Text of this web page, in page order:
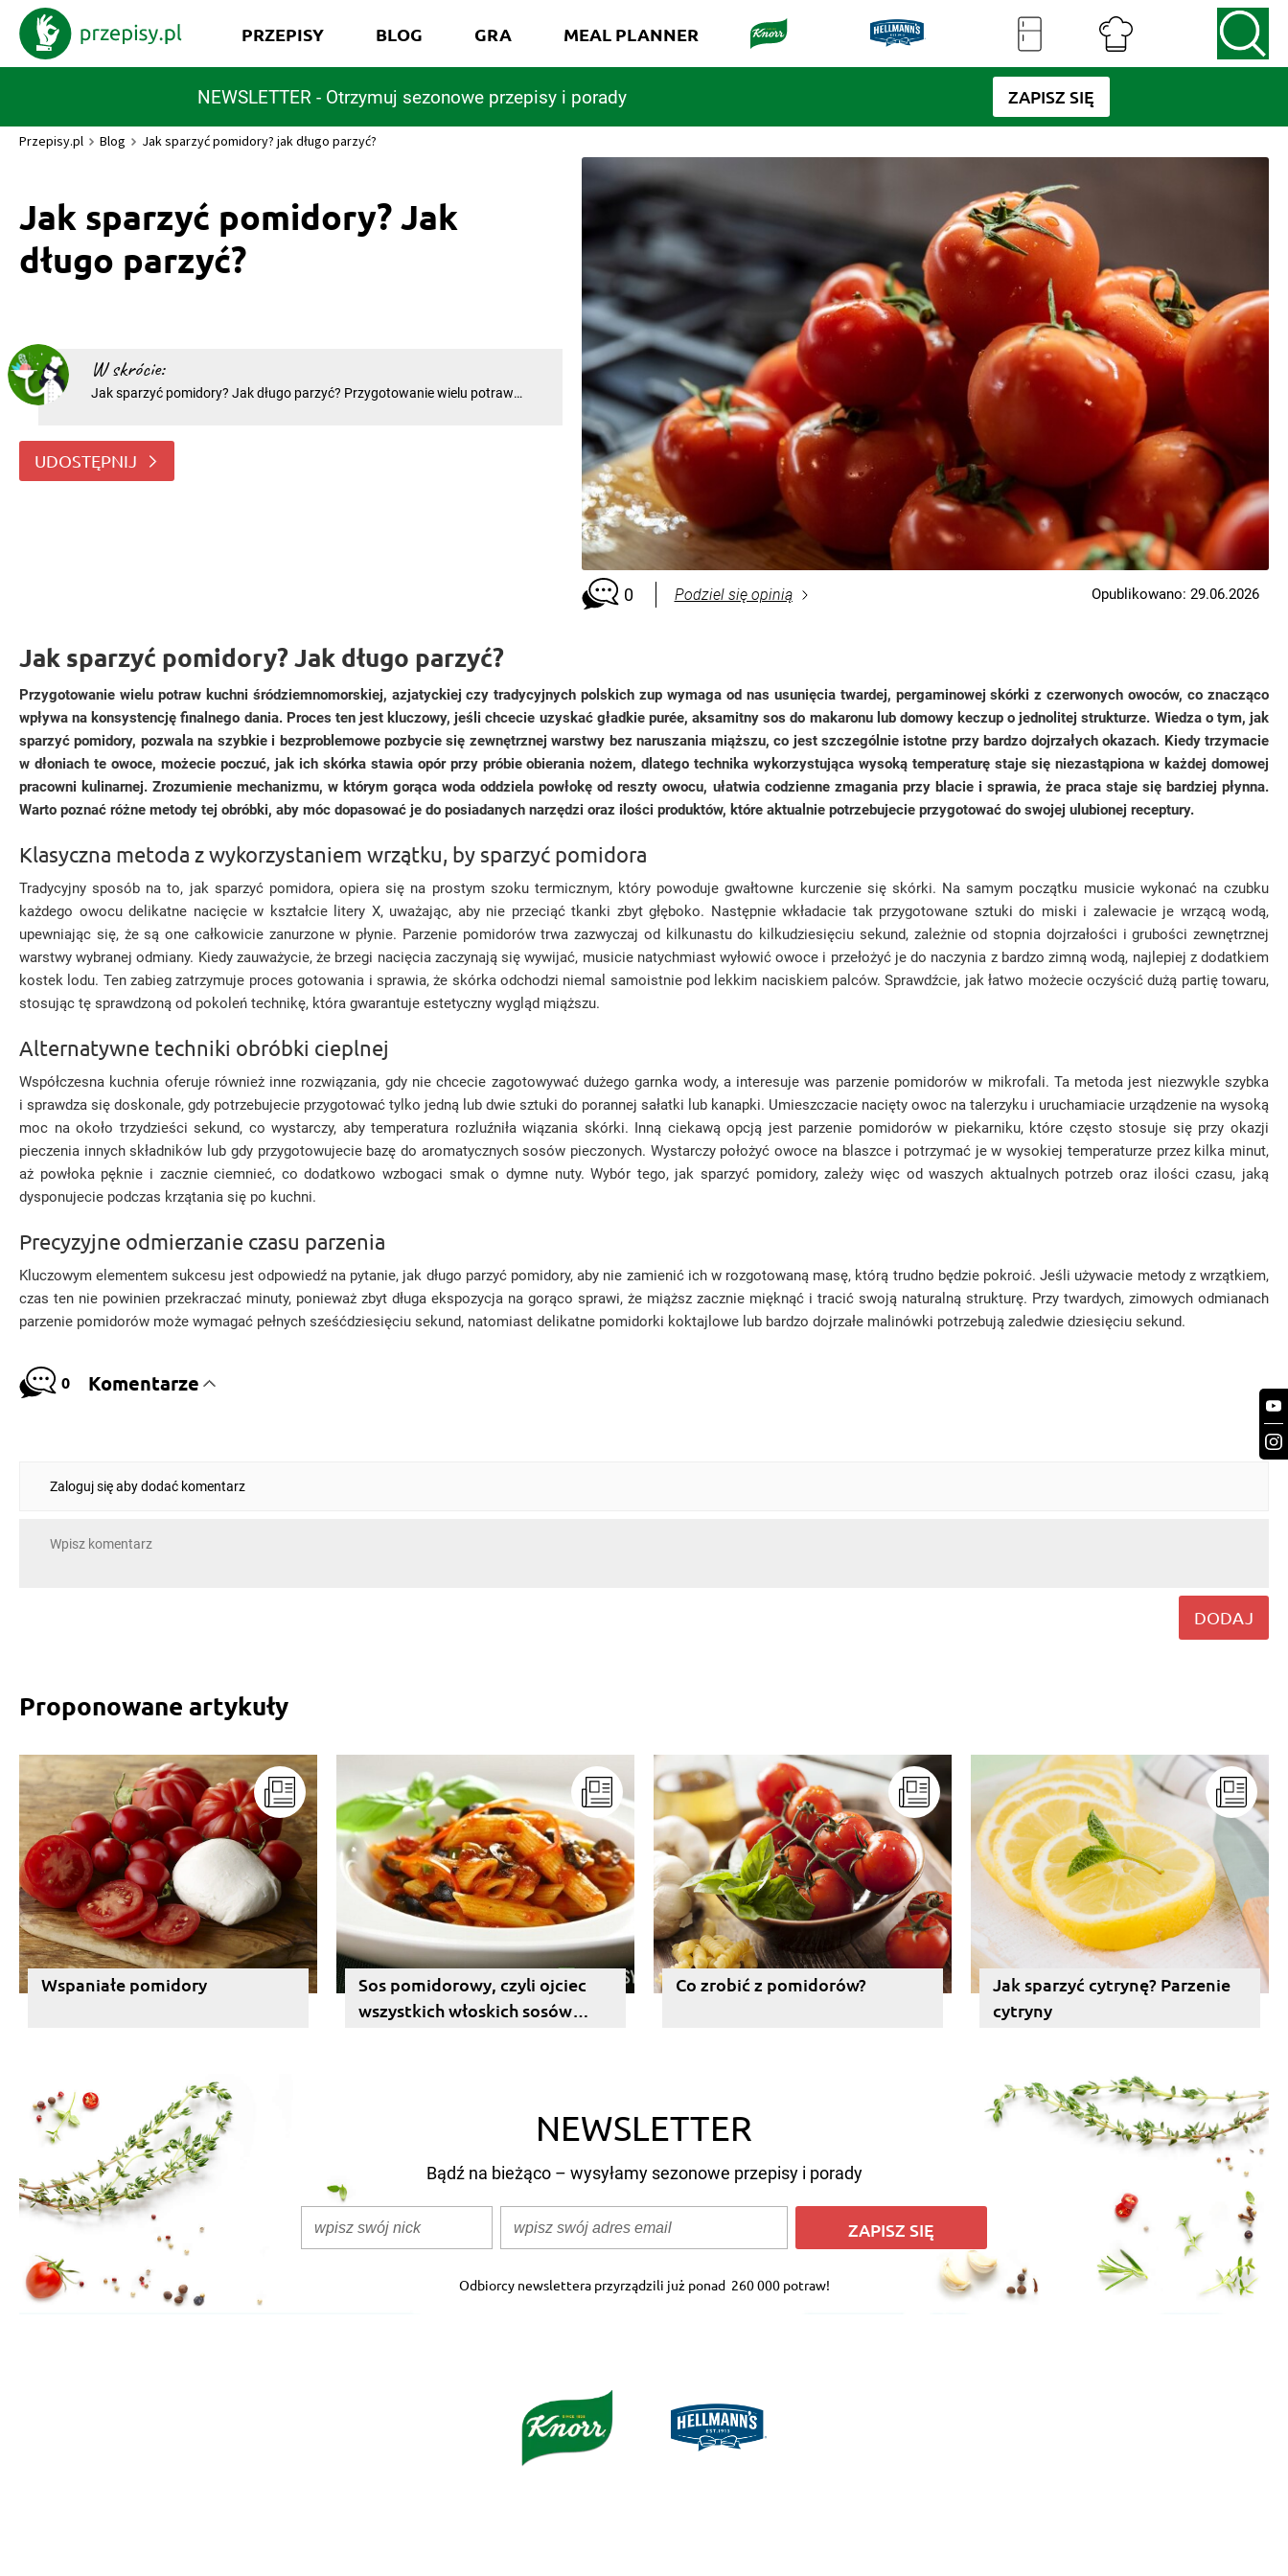
NEWSLETTER - Otrzymuj sezonowe przepisy i porady ZAPISZ SIĘ
PRZEPISY BLOG GRA MEAL PLANNER
Przepisy.pl Blog Jak sparzyć pomidory? jak długo parzyć?
Jak sparzyć pomidory? Jak
długo parzyć?
W skrócie:
Jak sparzyć pomidory? Jak długo parzyć? Przygotowanie wielu potraw
owoców, co znacząco wpływa na konsystencję finalneg
UDOSTĘPNIJ
0 Podziel się opinią Opublikowano: 29.06.2026
Jak sparzyć pomidory? Jak długo parzyć?
Przygotowanie wielu potraw kuchni śródziemnomorskiej, azjatyckiej czy tradycyjnych polskich zup wymaga od nas usunięcia twardej, pergaminowej skórki z czerwonych owoców, co znacząco
wpływa na konsystencję finalnego dania. Proces ten jest kluczowy, jeśli chcecie uzyskać gładkie purée, aksamitny sos do makaronu lub domowy keczup o jednolitej strukturze. Wiedza o tym, jak
sparzyć pomidory, pozwala na szybkie i bezproblemowe pozbycie się zewnętrznej warstwy bez naruszania miąższu, co jest szczególnie istotne przy bardzo dojrzałych okazach. Kiedy trzymacie
w dłoniach te owoce, możecie poczuć, jak ich skórka stawia opór przy próbie obierania nożem, dlatego technika wykorzystująca wysoką temperaturę staje się niezastąpiona w każdej domowej
pracowni kulinarnej. Zrozumienie mechanizmu, w którym gorąca woda oddziela powłokę od reszty owocu, ułatwia codzienne zmagania przy blacie i sprawia, że praca staje się bardziej płynna.
Warto poznać różne metody tej obróbki, aby móc dopasować je do posiadanych narzędzi oraz ilości produktów, które aktualnie potrzebujecie przygotować do swojej ulubionej receptury.
Klasyczna metoda z wykorzystaniem wrzątku, by sparzyć pomidora
Tradycyjny sposób na to, jak sparzyć pomidora, opiera się na prostym szoku termicznym, który powoduje gwałtowne kurczenie się skórki. Na samym początku musicie wykonać na czubku
każdego owocu delikatne nacięcie w kształcie litery X, uważając, aby nie przeciąć tkanki zbyt głęboko. Następnie wkładacie tak przygotowane sztuki do miski i zalewacie je wrzącą wodą,
upewniając się, że są one całkowicie zanurzone w płynie. Parzenie pomidorów trwa zazwyczaj od kilkunastu do kilkudziesięciu sekund, zależnie od stopnia dojrzałości i grubości zewnętrznej
warstwy wybranej odmiany. Kiedy zauważycie, że brzegi nacięcia zaczynają się wywijać, musicie natychmiast wyłowić owoce i przełożyć je do naczynia z bardzo zimną wodą, najlepiej z dodatkiem
kostek lodu. Ten zabieg zatrzymuje proces gotowania i sprawia, że skórka odchodzi niemal samoistnie pod lekkim naciskiem palców. Sprawdźcie, jak łatwo możecie oczyścić dużą partię towaru,
stosując tę sprawdzoną od pokoleń technikę, która gwarantuje estetyczny wygląd miąższu.
Alternatywne techniki obróbki cieplnej
Współczesna kuchnia oferuje również inne rozwiązania, gdy nie chcecie zagotowywać dużego garnka wody, a interesuje was parzenie pomidorów w mikrofali. Ta metoda jest niezwykle szybka
i sprawdza się doskonale, gdy potrzebujecie przygotować tylko jedną lub dwie sztuki do porannej sałatki lub kanapki. Umieszczacie nacięty owoc na talerzyku i uruchamiacie urządzenie na wysoką
moc na około trzydzieści sekund, co wystarczy, aby temperatura rozluźniła wiązania skórki. Inną ciekawą opcją jest parzenie pomidorów w piekarniku, które często stosuje się przy okazji
pieczenia innych składników lub gdy przygotowujecie bazę do aromatycznych sosów pieczonych. Wystarczy położyć owoce na blaszce i potrzymać je w wysokiej temperaturze przez kilka minut,
aż powłoka pęknie i zacznie ciemnieć, co dodatkowo wzbogaci smak o dymne nuty. Wybór tego, jak sparzyć pomidory, zależy więc od waszych aktualnych potrzeb oraz ilości czasu, jaką
dysponujecie podczas krzątania się po kuchni.
Precyzyjne odmierzanie czasu parzenia
Kluczowym elementem sukcesu jest odpowiedź na pytanie, jak długo parzyć pomidory, aby nie zamienić ich w rozgotowaną masę, którą trudno będzie pokroić. Jeśli używacie metody z wrzątkiem,
czas ten nie powinien przekraczać minuty, ponieważ zbyt długa ekspozycja na gorąco sprawi, że miąższ zacznie mięknąć i tracić swoją naturalną strukturę. Przy twardych, zimowych odmianach
parzenie pomidorów może wymagać pełnych sześćdziesięciu sekund, natomiast delikatne pomidorki koktajlowe lub bardzo dojrzałe malinówki potrzebują zaledwie dziesięciu sekund.
0 Komentarze
Zaloguj się aby dodać komentarz
DODAJ
Proponowane artykuły
Wspaniałe pomidory
Sos pomidorowy, czyli ojciec
wszystkich włoskich sosów
Co zrobić z pomidorów?
Jak sparzyć cytrynę? Parzenie
cytryny
NEWSLETTER
Bądź na bieżąco – wysyłamy sezonowe przepisy i porady
ZAPISZ SIĘ
Odbiorcy newslettera przyrządzili już ponad 260 000 potraw!